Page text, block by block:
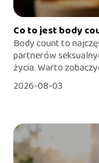
Co to jest body
Body count to
partnerów
życia. Warto
2026-08-03